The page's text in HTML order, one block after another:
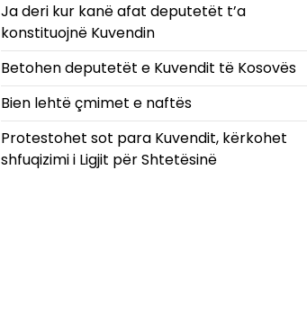
Ja deri kur kanë afat deputetët t’a
konstituojnë Kuvendin
Betohen deputetët e Kuvendit të Kosovës
Bien lehtë çmimet e naftës
Protestohet sot para Kuvendit, kërkohet
shfuqizimi i Ligjit për Shtetësinë